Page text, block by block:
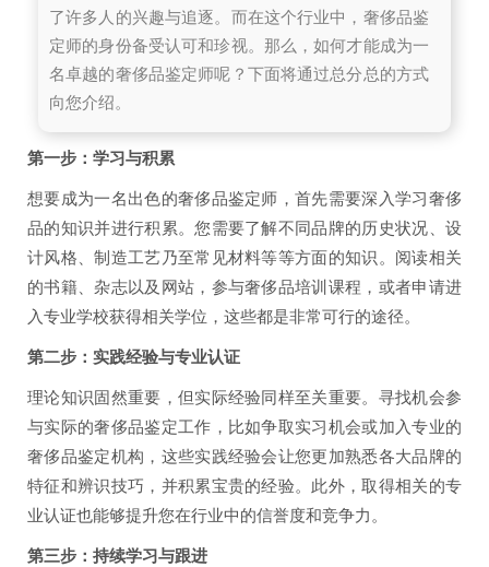
了许多人的兴趣与追逐。而在这个行业中，奢侈品鉴
定师的身份备受认可和珍视。那么，如何才能成为一
名卓越的奢侈品鉴定师呢？下面将通过总分总的方式
向您介绍。
第一步：学习与积累
想要成为一名出色的奢侈品鉴定师，首先需要深入学习奢侈
品的知识并进行积累。您需要了解不同品牌的历史状况、设
计风格、制造工艺乃至常见材料等等方面的知识。阅读相关
的书籍、杂志以及网站，参与奢侈品培训课程，或者申请进
入专业学校获得相关学位，这些都是非常可行的途径。
第二步：实践经验与专业认证
理论知识固然重要，但实际经验同样至关重要。寻找机会参
与实际的奢侈品鉴定工作，比如争取实习机会或加入专业的
奢侈品鉴定机构，这些实践经验会让您更加熟悉各大品牌的
特征和辨识技巧，并积累宝贵的经验。此外，取得相关的专
业认证也能够提升您在行业中的信誉度和竞争力。
第三步：持续学习与跟进